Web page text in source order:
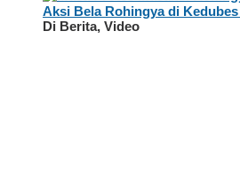
Aksi Bela Rohingya di
Di Berita, Video